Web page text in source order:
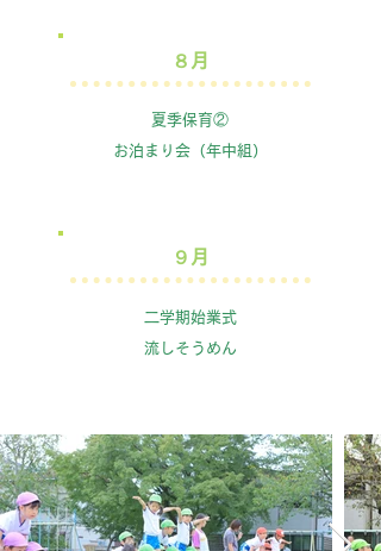
​８月
夏季保育②
お泊まり会（年中組）
​９月
二学期始業式
​流しそうめん